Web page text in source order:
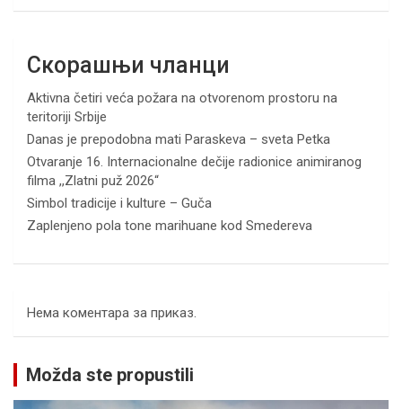
Скорашњи чланци
Aktivna četiri veća požara na otvorenom prostoru na
teritoriji Srbije
Danas je prepodobna mati Paraskeva – sveta Petka
Otvaranje 16. Internacionalne dečije radionice animiranog
filma ,,Zlatni puž 2026“
Simbol tradicije i kulture – Guča
Zaplenjeno pola tone marihuane kod Smedereva
Нема коментара за приказ.
Možda ste propustili